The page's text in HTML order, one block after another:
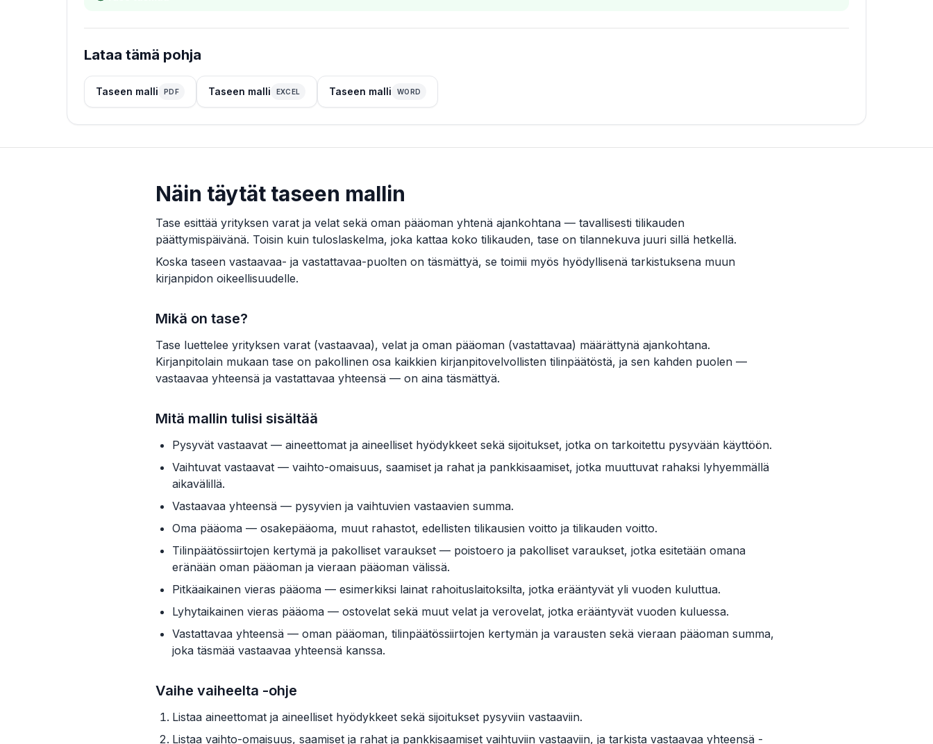
Lataa tämä pohja
Taseen malli PDF Taseen malli EXCEL Taseen malli WORD
Näin täytät taseen mallin
Tase esittää yrityksen varat ja velat sekä oman pääoman yhtenä ajankohtana — tavallisesti tilikauden
päättymispäivänä. Toisin kuin tuloslaskelma, joka kattaa koko tilikauden, tase on tilannekuva juuri sillä hetkellä.
Koska taseen vastaavaa- ja vastattavaa-puolten on täsmättyä, se toimii myös hyödyllisenä tarkistuksena muun
kirjanpidon oikeellisuudelle.
Mikä on tase?
Tase luettelee yrityksen varat (vastaavaa), velat ja oman pääoman (vastattavaa) määrättynä ajankohtana.
Kirjanpitolain mukaan tase on pakollinen osa kaikkien kirjanpitovelvollisten tilinpäätöstä, ja sen kahden puolen —
vastaavaa yhteensä ja vastattavaa yhteensä — on aina täsmättyä.
Mitä mallin tulisi sisältää
Pysyvät vastaavat — aineettomat ja aineelliset hyödykkeet sekä sijoitukset, jotka on tarkoitettu pysyvään käyttöön.
Vaihtuvat vastaavat — vaihto-omaisuus, saamiset ja rahat ja pankkisaamiset, jotka muuttuvat rahaksi lyhyemmällä
aikavälillä.
Vastaavaa yhteensä — pysyvien ja vaihtuvien vastaavien summa.
Oma pääoma — osakepääoma, muut rahastot, edellisten tilikausien voitto ja tilikauden voitto.
Tilinpäätössiirtojen kertymä ja pakolliset varaukset — poistoero ja pakolliset varaukset, jotka esitetään omana
eränään oman pääoman ja vieraan pääoman välissä.
Pitkäaikainen vieras pääoma — esimerkiksi lainat rahoituslaitoksilta, jotka erääntyvät yli vuoden kuluttua.
Lyhytaikainen vieras pääoma — ostovelat sekä muut velat ja verovelat, jotka erääntyvät vuoden kuluessa.
Vastattavaa yhteensä — oman pääoman, tilinpäätössiirtojen kertymän ja varausten sekä vieraan pääoman summa,
joka täsmää vastaavaa yhteensä kanssa.
Vaihe vaiheelta -ohje
Listaa aineettomat ja aineelliset hyödykkeet sekä sijoitukset pysyviin vastaaviin.
Listaa vaihto-omaisuus, saamiset ja rahat ja pankkisaamiset vaihtuviin vastaaviin, ja tarkista vastaavaa yhteensä -